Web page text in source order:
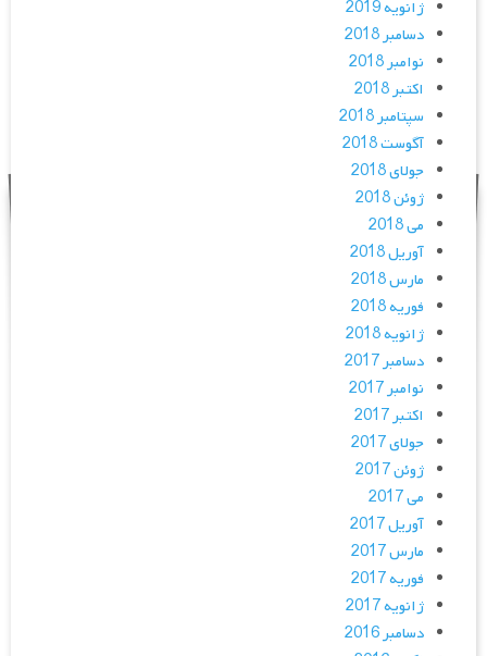
ژانویه 2019
دسامبر 2018
نوامبر 2018
اکتبر 2018
سپتامبر 2018
آگوست 2018
جولای 2018
ژوئن 2018
می 2018
آوریل 2018
مارس 2018
فوریه 2018
ژانویه 2018
دسامبر 2017
نوامبر 2017
اکتبر 2017
جولای 2017
ژوئن 2017
می 2017
آوریل 2017
مارس 2017
فوریه 2017
ژانویه 2017
دسامبر 2016